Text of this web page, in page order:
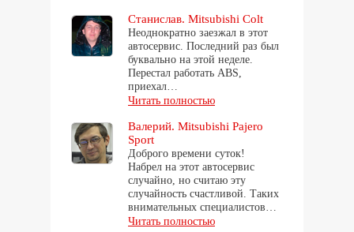
Станислав. Mitsubishi Colt
Неоднократно заезжал в этот
автосервис. Последний раз был
буквально на этой неделе.
Перестал работать ABS,
приехал…
Читать полностью
Валерий. Mitsubishi Pajero
Sport
Доброго времени суток!
Набрел на этот автосервис
случайно, но считаю эту
случайность счастливой. Таких
внимательных специалистов…
Читать полностью